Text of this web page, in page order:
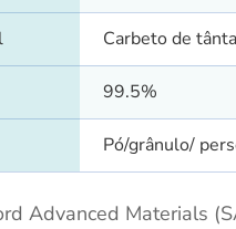
Carbeto de
99.5%
Pó/grânulo/
Advanced Materials